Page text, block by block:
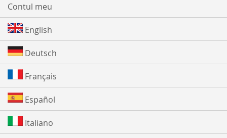
Contul meu
English
Deutsch
Français
Español
Italiano